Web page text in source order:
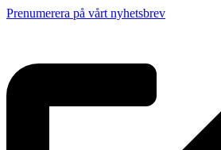
Prenumerera på vårt nyhetsbrev